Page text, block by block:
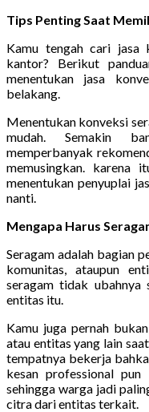
Tips Penting Saat
Kamu tengah cari jasa
kantor? Berikut
menentukan jasa
belakang.
Menentukan konveksi
mudah. Semakin
memperbanyak
memusingkan. karena
menentukan penyuplai
nanti.
Mengapa Harus
Seragam adalah bagian
komunitas, ataupun
seragam tidak
entitas itu.
Kamu juga pernah
atau entitas yang lain
tempatnya bekerja
kesan professional
sehingga warga jadi
citra dari entitas terkait.